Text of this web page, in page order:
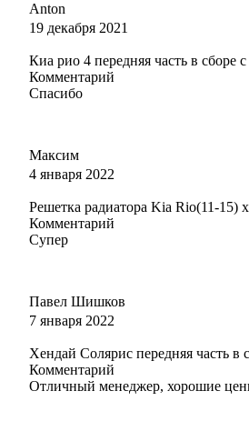
195 - СЕРДОЛИК (SERDOLIK)
221,369 - ЛЕДНИКОВЫЙ
Anton
19 декабря 2021
Киа рио 4 передняя часть в сборе
Комментарий
Спасибо
Максим
4 января 2022
Решетка радиатора Kia Rio(11-15)
Комментарий
Супер
Павел Шишков
7 января 2022
Хендай Солярис передняя часть в
Комментарий
Отличный менеджер, хорошие